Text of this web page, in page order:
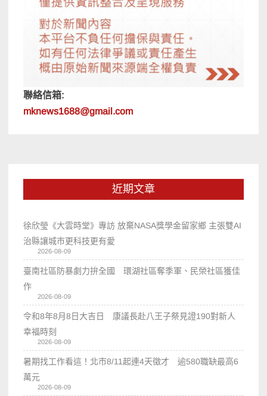
聯絡信箱:
mknews1688@gmail.com
近期文章
徐欣瑩《大雲時堂》專訪 放棄NASA獎學金留家鄉 主張雙AI
治縣讓城市更科技更有愛
2026-08-09
臺南社區防暴劇力拚全國 環湖社區奪季軍、民榮社區獲佳
作
2026-08-09
令和8年8月8日大吉日 康議長赴八王子祭見證190對新人
幸福時刻
2026-08-09
暑期找工作看這！北市8/11起連4天徵才 逾580職缺最高6
萬元
2026-08-09